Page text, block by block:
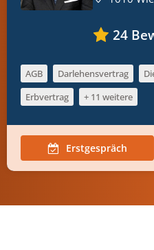
24
AGB Darlehensvertrag
Erbvertrag
+ 11 weitere
Erstgespräch